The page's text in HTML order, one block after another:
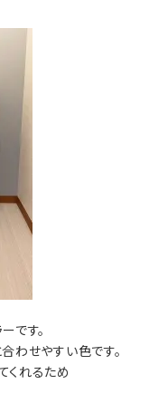
です。
わせやすい色です。
くれるため